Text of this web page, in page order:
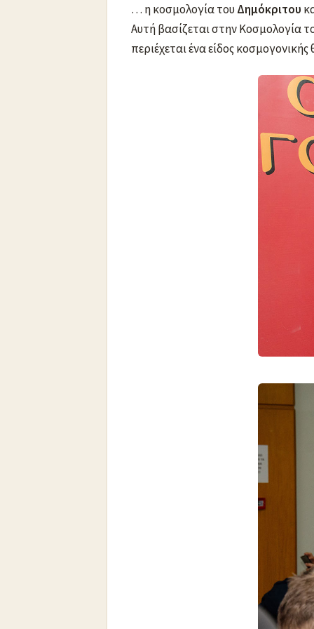
… η κοσμολογία του Δημόκριτου
Αυτή βασίζεται στην Κοσμολογία
περιέχεται ένα είδος